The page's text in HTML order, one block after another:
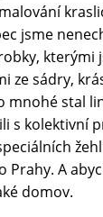
jsme
kterými
ze sádry,
mnohé stal
s kolektivní
Prahy. A
domov.